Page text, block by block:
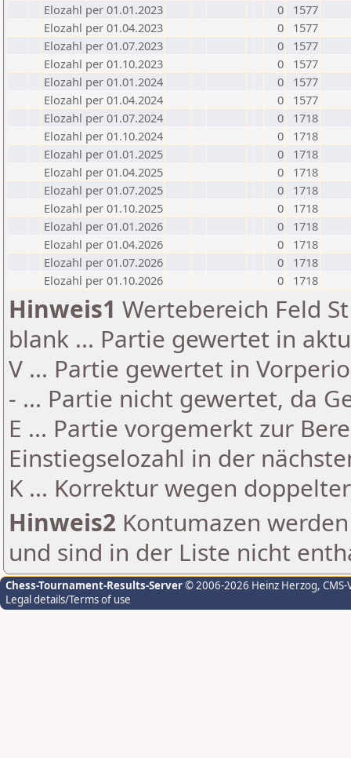
Elozahl per 01.01.2023
0
1577
Elozahl per 01.04.2023
0
1577
Elozahl per 01.07.2023
0
1577
Elozahl per 01.10.2023
0
1577
Elozahl per 01.01.2024
0
1577
Elozahl per 01.04.2024
0
1577
Elozahl per 01.07.2024
0
1718
Elozahl per 01.10.2024
0
1718
Elozahl per 01.01.2025
0
1718
Elozahl per 01.04.2025
0
1718
Elozahl per 01.07.2025
0
1718
Elozahl per 01.10.2025
0
1718
Elozahl per 01.01.2026
0
1718
Elozahl per 01.04.2026
0
1718
Elozahl per 01.07.2026
0
1718
Elozahl per 01.10.2026
0 1718
Hinweis1 Wertebereich Feld
blank ... Partie gewertet in
V ... Partie gewertet in
- ... Partie nicht gewertet, da
E ... Partie vorgemerkt zur
Einstiegselozahl in der
K ... Korrektur wegen
Hinweis2 Kontumazen
und sind in der Liste nicht
Chess-Tournament-Results-Server© 2006-2026 Heinz Herzog,
Legal details/Terms of use